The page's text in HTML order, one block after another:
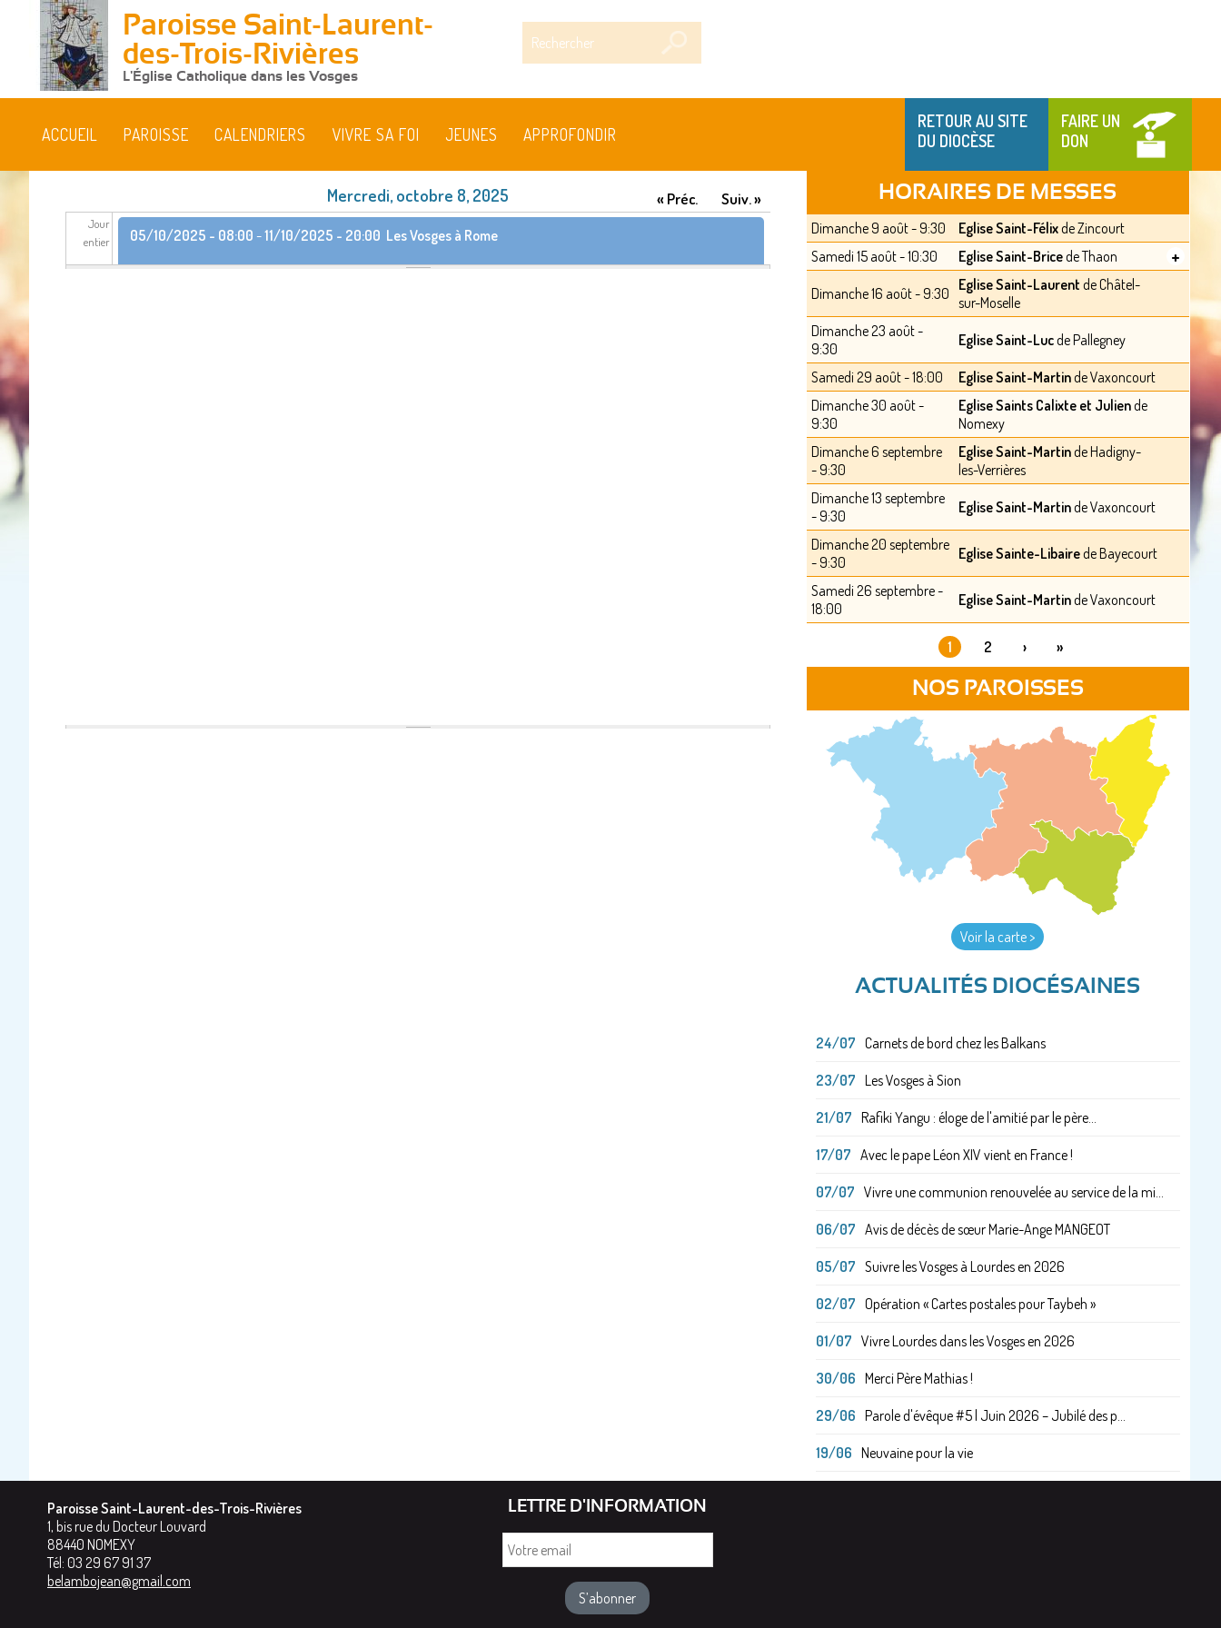
Paroisse Saint-Laurent-
des-Trois-Rivières
L'Église Catholique dans les Vosges
RETOUR AU SITE
DU DIOCÈSE
FAIRE UN
DON
ACCUEIL PAROISSE CALENDRIERS VIVRE SA FOI JEUNES APPROFONDIR
Mercredi, octobre 8, 2025 « Préc. Suiv. »
Jour
entier
05/10/2025 - 08:00 -11/10/2025 - 20:00 Les Vosges à Rome
HORAIRES DE MESSES
Dimanche 9 août - 9:30 Eglise Saint-Félixde Zincourt
Samedi 15 août - 10:30
Eglise Saint-Bricede Thaon +
Dimanche 16 août - 9:30 Eglise Saint-Laurent de Châtel-
sur-Moselle
Dimanche 23 août -
9:30
Eglise Saint-Lucde Pallegney
Samedi 29 août - 18:00 Eglise Saint-Martinde Vaxoncourt
Dimanche 30 août -
9:30
Eglise Saints Calixte et Juliende
Nomexy
Dimanche 6 septembre
- 9:30
Eglise Saint-Martinde Hadigny-
les-Verrières
Dimanche 13 septembre
- 9:30
Eglise Saint-Martinde Vaxoncourt
Dimanche 20 septembre
- 9:30
Eglise Sainte-Libairede Bayecourt
Samedi 26 septembre -
18:00
Eglise Saint-Martinde Vaxoncourt
1 2 › »
NOS PAROISSES
Voir la carte >
ACTUALITÉS DIOCÉSAINES
24/07 Carnets de bord chez les Balkans
23/07 Les Vosges à Sion
21/07 Rafiki Yangu : éloge de l'amitié par le père...
17/07 Avec le pape Léon XIV vient en France !
07/07 Vivre une communion renouvelée au service de la mi...
06/07 Avis de décès de sœur Marie-Ange MANGEOT
05/07 Suivre les Vosges à Lourdes en 2026
02/07 Opération « Cartes postales pour Taybeh »
01/07 Vivre Lourdes dans les Vosges en 2026
30/06 Merci Père Mathias !
29/06 Parole d'évêque #5 | Juin 2026 – Jubilé des p...
19/06 Neuvaine pour la vie
Paroisse Saint-Laurent-des-Trois-Rivières
1, bis rue du Docteur Louvard
88440 NOMEXY
Tél: 03 29 67 91 37
belambojean@gmail.com
LETTRE D'INFORMATION